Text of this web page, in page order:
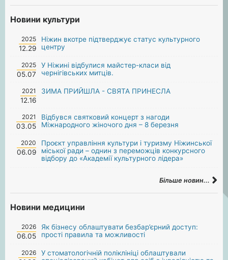
Новини культури
2025
12.29
Ніжин вкотре підтверджує статус культурного
центру
2025
05.07
У Ніжині відбулися майстер-класи від
чернігівських митців.
2021
12.16
ЗИМА ПРИЙШЛА - СВЯТА ПРИНЕСЛА
2021
03.05
Відбувся святковий концерт з нагоди
Міжнародного жіночого дня – 8 березня
2020
06.09
Проєкт управління культури і туризму Ніжинської
міської ради – однин з переможців конкурсного
відбору до «Академії культурного лідера»
Більше новин...
Новини медицини
2026
06.05
Як бізнесу облаштувати безбар’єрний доступ:
прості правила та можливості
2026
У стоматологічній поліклініці облаштували